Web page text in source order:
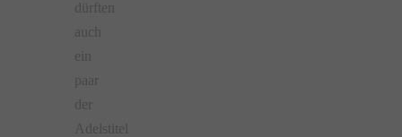
dürften
auch
ein
paar
der
Adelstitel